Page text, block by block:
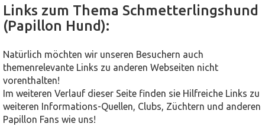
Links zum Thema Schmetterlingshund
(Papillon Hund):
Natürlich möchten wir unseren Besuchern auch
themenrelevante Links zu anderen Webseiten nicht
vorenthalten!
Im weiteren Verlauf dieser Seite finden sie Hilfreiche Links zu
weiteren Informations-Quellen, Clubs, Züchtern und anderen
Papillon Fans wie uns!